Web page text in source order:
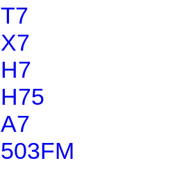
T7
X7
H7
H75
A7
503FM